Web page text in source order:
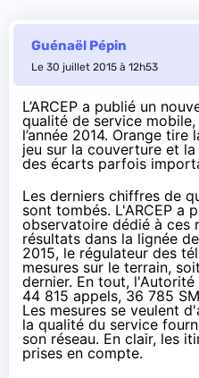
Guénaël Pépin
Le 30 juillet 2015 à 12h53
L’ARCEP a publié un
qualité de service
l’année 2014. Orange
jeu sur la couverture et
des écarts parfois
Les derniers chiffres de
sont tombés. L'ARCEP a
observatoire dédié à ces
résultats dans la lignée
2015, le régulateur des
mesures sur le terrain,
dernier. En tout, l'Autorité
44 815 appels, 36 785
Les mesures se veulent
la qualité du service
son réseau. En clair, les
prises en compte.